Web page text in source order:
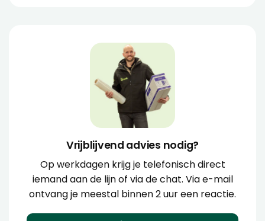
Vrijblijvend advies nodig?
Op werkdagen krijg je telefonisch direct
iemand aan de lijn of via de chat. Via e-mail
ontvang je meestal binnen 2 uur een reactie.